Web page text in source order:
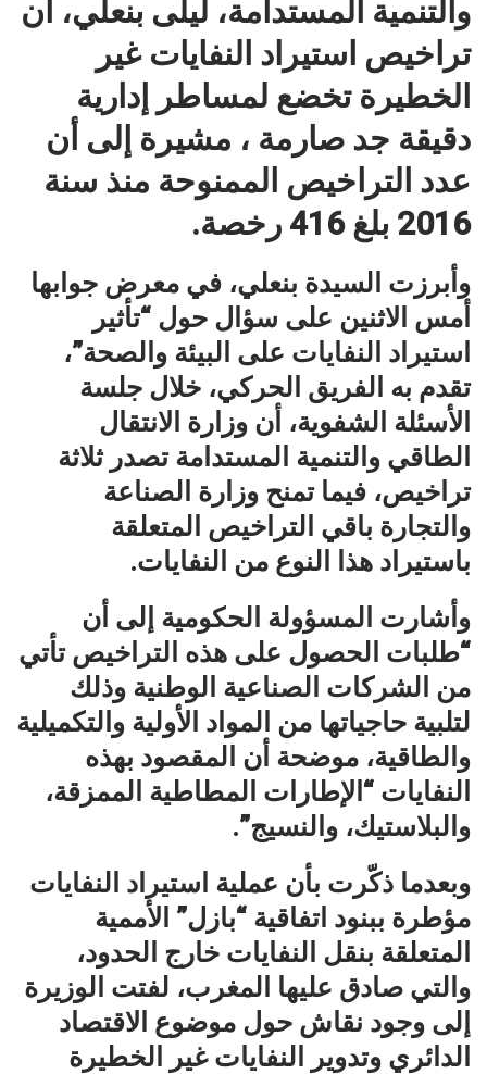
والتنمية المستدامة، ليلى بنعلي، أن
تراخيص استيراد النفايات غير
الخطيرة تخضع لمساطر إدارية
دقيقة جد صارمة ، مشيرة إلى أن
عدد التراخيص الممنوحة منذ سنة
2016 بلغ 416 رخصة.
وأبرزت السيدة بنعلي، في معرض جوابها
أمس الاثنين على سؤال حول “تأثير
استيراد النفايات على البيئة والصحة”،
تقدم به الفريق الحركي، خلال جلسة
الأسئلة الشفوية، أن وزارة الانتقال
الطاقي والتنمية المستدامة تصدر ثلاثة
تراخيص، فيما تمنح وزارة الصناعة
والتجارة باقي التراخيص المتعلقة
باستيراد هذا النوع من النفايات.
وأشارت المسؤولة الحكومية إلى أن
“طلبات الحصول على هذه التراخيص تأتي
من الشركات الصناعية الوطنية وذلك
لتلبية حاجياتها من المواد الأولية والتكميلية
والطاقية، موضحة أن المقصود بهذه
النفايات “الإطارات المطاطية الممزقة،
والبلاستيك، والنسيج”.
وبعدما ذكّرت بأن عملية استيراد النفايات
مؤطرة ببنود اتفاقية “بازل” الأممية
المتعلقة بنقل النفايات خارج الحدود،
والتي صادق عليها المغرب، لفتت الوزيرة
إلى وجود نقاش حول موضوع الاقتصاد
الدائري وتدوير النفايات غير الخطيرة